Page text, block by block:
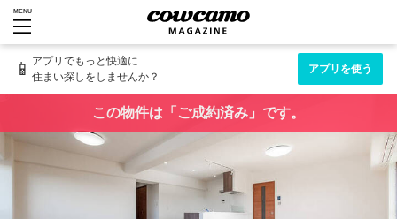
MENU
📱 アプリでもっと快適に
住まい探しをしませんか？
アプリを使う
この物件は「ご成約済み」です。